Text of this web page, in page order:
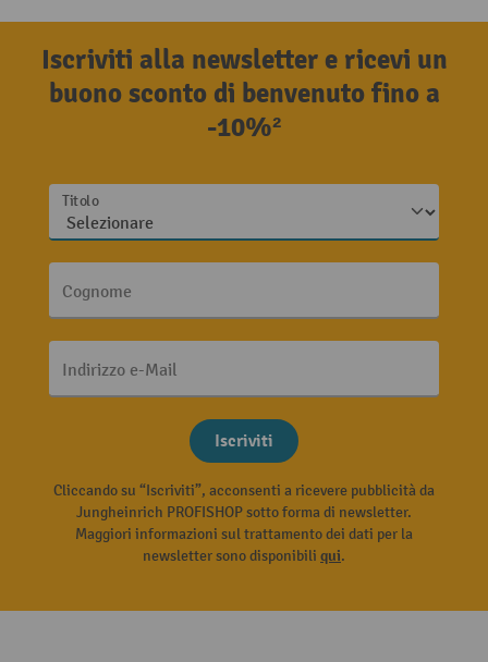
Iscriviti alla newsletter e ricevi un
buono sconto di benvenuto fino a
-10%²
Titolo
Cognome
Indirizzo e-Mail
Iscriviti
Cliccando su “Iscriviti”, acconsenti a ricevere pubblicità da
Jungheinrich PROFISHOP sotto forma di newsletter.
Maggiori informazioni sul trattamento dei dati per la
newsletter sono disponibili qui.